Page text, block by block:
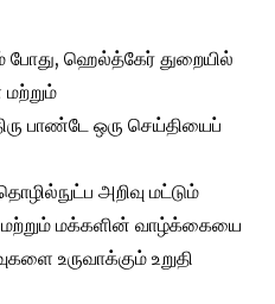
ஹெல்த்கேர் துறையில்
மற்றும்
பாண்டே ஒரு செய்தியைப்
அறிவு மட்டும்
மற்றும் மக்களின் வாழ்க்கையை
உருவாக்கும் உறுதி